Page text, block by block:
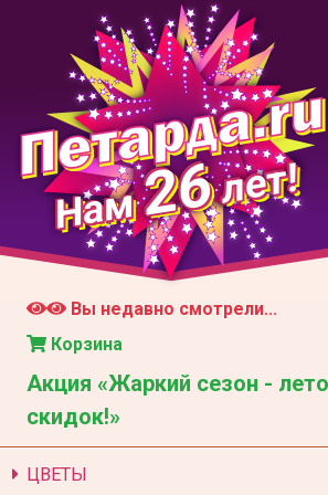
Нам26лет!
Вы недавно смотрели...
Корзина
Акция «Жаркий сезон - лето
скидок!»
ЦВЕТЫ